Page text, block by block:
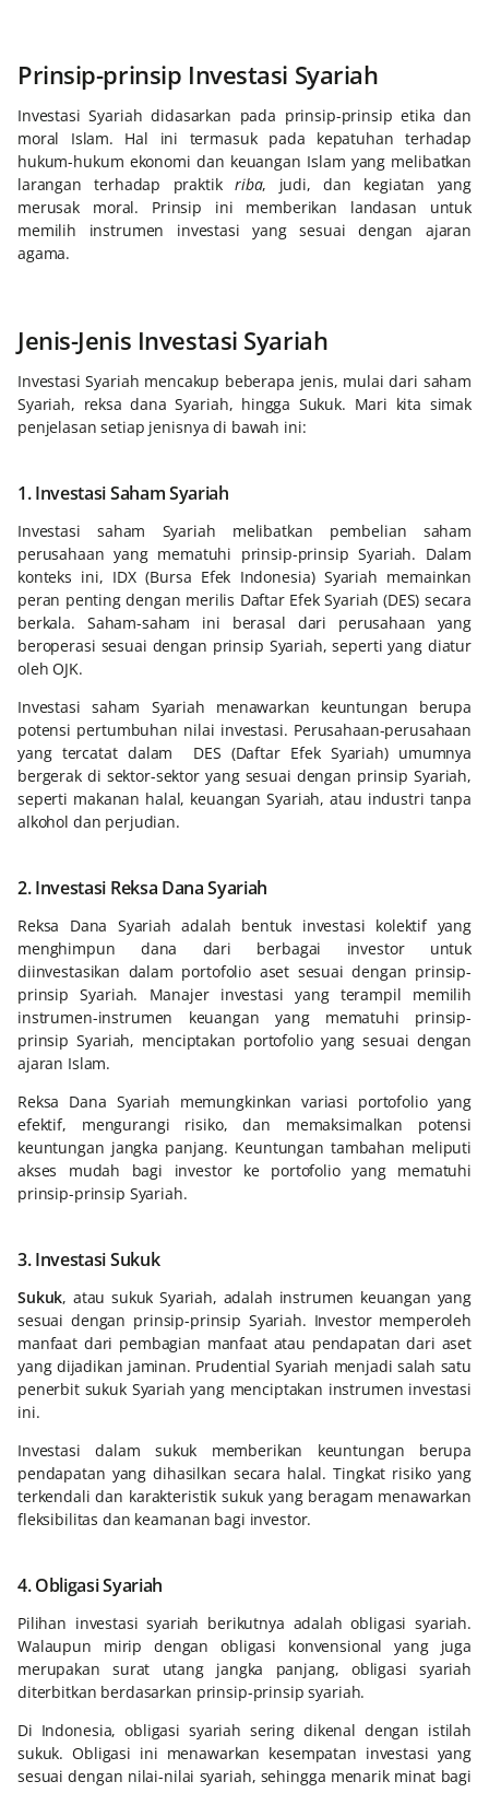
Prinsip-prinsip Investasi Syariah
Investasi Syariah didasarkan pada prinsip-prinsip etika dan
moral Islam. Hal ini termasuk pada kepatuhan terhadap
hukum-hukum ekonomi dan keuangan Islam yang melibatkan
larangan terhadap praktik riba, judi, dan kegiatan yang
merusak moral. Prinsip ini memberikan landasan untuk
memilih instrumen investasi yang sesuai dengan ajaran
agama.
Jenis-Jenis Investasi Syariah
Investasi Syariah mencakup beberapa jenis, mulai dari saham
Syariah, reksa dana Syariah, hingga Sukuk. Mari kita simak
penjelasan setiap jenisnya di bawah ini:
1. Investasi Saham Syariah
Investasi saham Syariah melibatkan pembelian saham
perusahaan yang mematuhi prinsip-prinsip Syariah. Dalam
konteks ini, IDX (Bursa Efek Indonesia) Syariah memainkan
peran penting dengan merilis Daftar Efek Syariah (DES) secara
berkala. Saham-saham ini berasal dari perusahaan yang
beroperasi sesuai dengan prinsip Syariah, seperti yang diatur
oleh OJK.
Investasi saham Syariah menawarkan keuntungan berupa
potensi pertumbuhan nilai investasi. Perusahaan-perusahaan
yang tercatat dalam DES (Daftar Efek Syariah) umumnya
bergerak di sektor-sektor yang sesuai dengan prinsip Syariah,
seperti makanan halal, keuangan Syariah, atau industri tanpa
alkohol dan perjudian.
2. Investasi Reksa Dana Syariah
Reksa Dana Syariah adalah bentuk investasi kolektif yang
menghimpun dana dari berbagai investor untuk
diinvestasikan dalam portofolio aset sesuai dengan prinsip-
prinsip Syariah. Manajer investasi yang terampil memilih
instrumen-instrumen keuangan yang mematuhi prinsip-
prinsip Syariah, menciptakan portofolio yang sesuai dengan
ajaran Islam.
Reksa Dana Syariah memungkinkan variasi portofolio yang
efektif, mengurangi risiko, dan memaksimalkan potensi
keuntungan jangka panjang. Keuntungan tambahan meliputi
akses mudah bagi investor ke portofolio yang mematuhi
prinsip-prinsip Syariah.
3. Investasi Sukuk
Sukuk, atau sukuk Syariah, adalah instrumen keuangan yang
sesuai dengan prinsip-prinsip Syariah. Investor memperoleh
manfaat dari pembagian manfaat atau pendapatan dari aset
yang dijadikan jaminan. Prudential Syariah menjadi salah satu
penerbit sukuk Syariah yang menciptakan instrumen investasi
ini.
Investasi dalam sukuk memberikan keuntungan berupa
pendapatan yang dihasilkan secara halal. Tingkat risiko yang
terkendali dan karakteristik sukuk yang beragam menawarkan
fleksibilitas dan keamanan bagi investor.
4. Obligasi Syariah
Pilihan investasi syariah berikutnya adalah obligasi syariah.
Walaupun mirip dengan obligasi konvensional yang juga
merupakan surat utang jangka panjang, obligasi syariah
diterbitkan berdasarkan prinsip-prinsip syariah.
Di Indonesia, obligasi syariah sering dikenal dengan istilah
sukuk. Obligasi ini menawarkan kesempatan investasi yang
sesuai dengan nilai-nilai syariah, sehingga menarik minat bagi